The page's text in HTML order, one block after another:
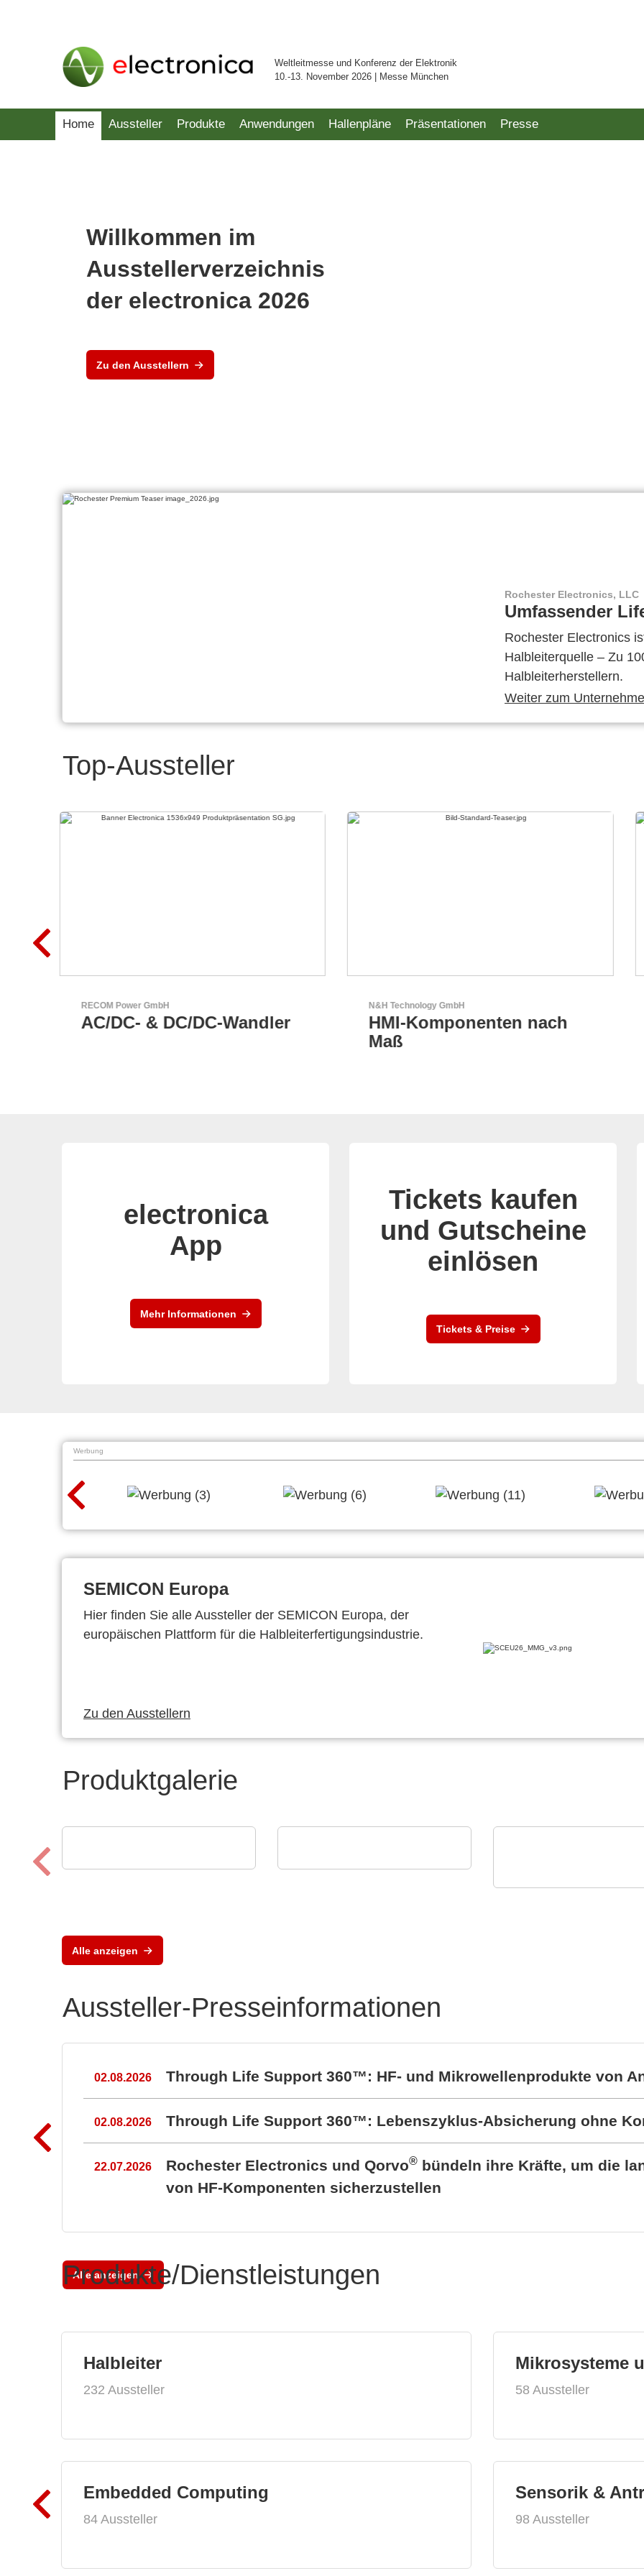
Weltleitmesse und Konferenz der Elektronik
10.-13. November 2026 | Messe München
Home Aussteller Produkte Anwendungen Hallenpläne Präsentationen Presse
Willkommen im
Ausstellerverzeichnis
der electronica 2026
Zu den Ausstellern
Rochester Electronics, LLC
Umfassender
Rochester Electronics
Halbleiterquelle – Zu
Halbleiterherstellern.
Weiter zum
Top-Aussteller
N&H Technology GmbH
HMI-Komponenten nach
Aker Technology Co., Ltd.
AKER: Wo Präzision auf
Zuverlässigkeit trifft
electronica
App
Mehr Informationen
Tickets kaufen
und Gutscheine
einlösen
Tickets & Preise
Werbung
SEMICON Europa
Hier finden Sie alle Aussteller der SEMICON Europa, der
europäischen Plattform für die Halbleiterfertigungsindustrie.
Zu den Ausstellern
Produktgalerie
Alle anzeigen
Aussteller-Presseinformationen
02.08.2026 Through Life Support 360™: HF- und Mikrowellenprodukte von
02.08.2026 Through Life Support 360™: Lebenszyklus-Absicherung ohne
22.07.2026 Rochester Electronics und Qorvo® bündeln ihre Kräfte, um die
von HF-Komponenten sicherzustellen
Alle anzeigen
Produkte/Dienstleistungen
Halbleiter
232 Aussteller
Embedded Computing
84 Aussteller
Mikrosysteme
58 Aussteller
Sensorik &
98 Aussteller